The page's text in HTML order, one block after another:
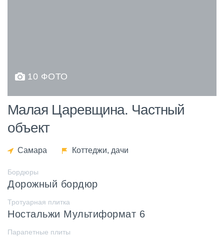
10 ФОТО
Малая Царевщина. Частный
объект
Самара Коттеджи, дачи
Бордюры
Дорожный бордюр
Тротуарная плитка
Ностальжи Мультиформат 6
Парапетные плиты